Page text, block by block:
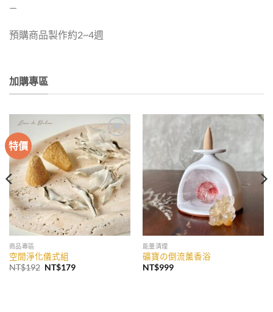
—
預購商品製作約2~4週
加購專區
特價
加入
收藏
商品專區
空間淨化儀式組
NT$192 原
NT$179目
收藏
能量清理
礦寶の倒流薰香浴
NT$999